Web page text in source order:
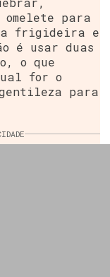
para
a frigideira e
é usar duas
o que
for o
para